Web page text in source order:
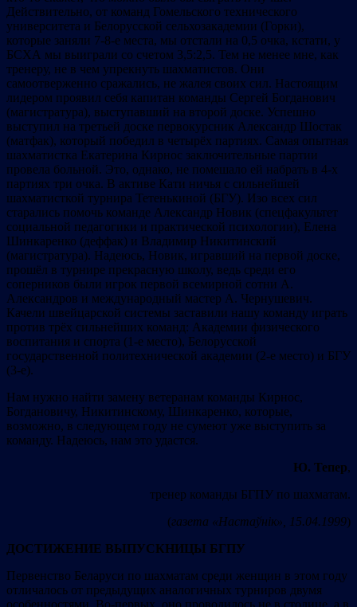
Действительно, от команд Гомельского технического
университета и Белорусской сельхозакадемии (Горки),
которые заняли 7-8-е места, мы отстали на 0,5 очка, кстати, у
БСХА мы выиграли со счетом 3,5:2,5. Тем не менее мне, как
тренеру, не в чем упрекнуть шахматистов. Они
самоотверженно сражались, не жалея своих сил. Настоящим
лидером проявил себя капитан команды Сергей Богданович
(магистратура), выступавший на второй доске. Успешно
выступил на третьей доске первокурсник Александр Шостак
(матфак), который победил в четырёх партиях. Самая опытная
шахматистка Екатерина Кирнос заключительные партии
провела больной. Это, однако, не помешало ей набрать в 4-х
партиях три очка. В активе Кати ничья с сильнейшей
шахматисткой турнира Тетенькиной (БГУ). Изо всех сил
старались помочь команде Александр Новик (спецфакультет
социальной педагогики и практической психологии), Елена
Шинкаренко (деффак) и Владимир Никитинский
(магистратура). Надеюсь, Новик, игравший на первой доске,
прошёл в турнире прекрасную школу, ведь среди его
соперников были игрок первой всемирной сотни А.
Александров и международный мастер А. Чернушевич.
Качели швейцарской системы заставили нашу команду играть
против трёх сильнейших команд: Академии физического
воспитания и спорта (1-е место), Белорусской
государственной политехнической академии (2-е место) и БГУ
(3-е).
Нам нужно найти замену ветеранам команды Кирнос,
Богдановичу, Никитинскому, Шинкаренко, которые,
возможно, в следующем году не сумеют уже выступить за
команду. Надеюсь, нам это удастся.
Ю. Тепер,
тренер команды БГПУ по шахматам.
(газета «Настаўнік» , 15.04.1999)
ДОСТИЖЕНИЕ ВЫПУСКНИЦЫ БГПУ
Первенство Беларуси по шахматам среди женщин в этом году
отличалось от предыдущих аналогичных турниров двумя